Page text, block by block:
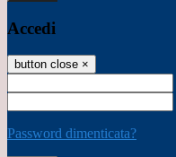
Accedi
button close ×
Password dimenticata?